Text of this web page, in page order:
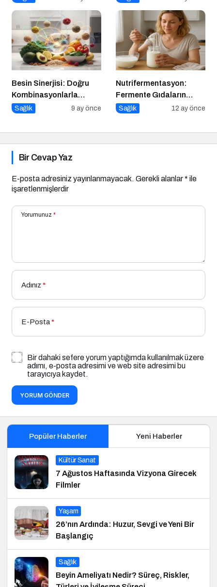
Besin Sinerjisi: Doğru
Kombinasyonlarla
Besinlerin Gücünü Artırın
Sağlık 9 ay önce
Nutrifermentasyon:
Fermente Gıdaların
Beslenmedeki Yeri ve
Sağlık 12 ay önce
Bir Cevap Yaz
E-posta adresiniz yayınlanmayacak. Gerekli alanlar* ile
işaretlenmişlerdir
Yorumunuz *
Adınız *
E-Posta*
Bir dahaki sefere yorum yaptığımda kullanılmak üzere
adımı, e-posta adresimi ve web site adresimi bu
tarayıcıya kaydet.
YORUM GÖNDER
Popüler Haberler Yeni Haberler
Kültür Sanat
7 Ağustos Haftasında Vizyona Girecek
Filmler
Yaşam
26’nın Ardında: Huzur, Sevgi ve Yeni Bir
Başlangıç
Sağlık
Beyin Ameliyatı Nedir? Süreç, Riskler,